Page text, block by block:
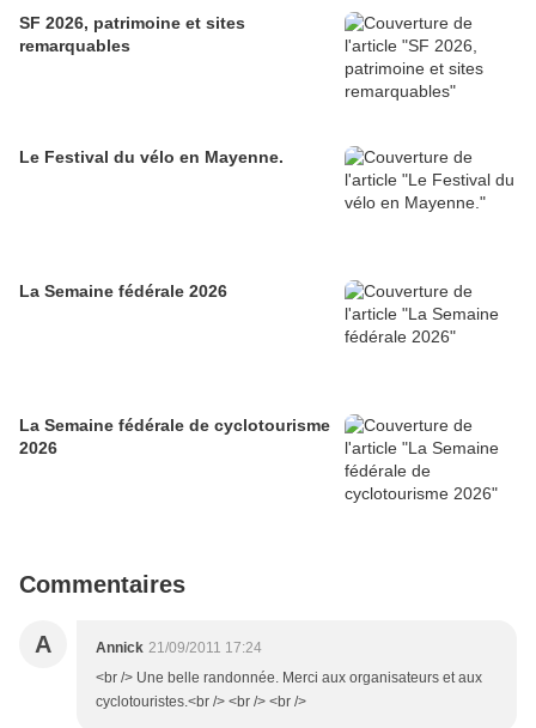
SF 2026, patrimoine et sites
remarquables
Le Festival du vélo en Mayenne.
La Semaine fédérale 2026
La Semaine fédérale de cyclotourisme
2026
Commentaires
A Annick 21/09/2011 17:24
<br /> Une belle randonnée. Merci aux organisateurs et aux
cyclotouristes.<br /> <br /> <br />